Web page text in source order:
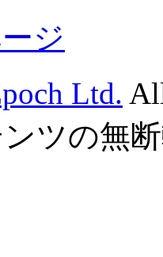
ジ
Ltd.
ツの無